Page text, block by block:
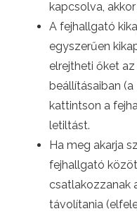
kapcsolva,
A fejhallgató
egyszerűen
elrejtheti őket
beállításaiban
kattintson a
letiltást.
Ha meg akarja
fejhallgató
csatlakozzanak
távolítania